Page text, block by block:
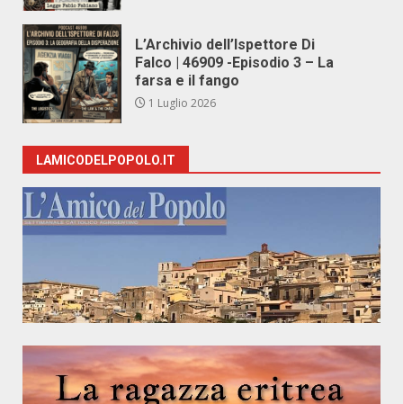
L’Archivio dell’Ispettore Di
Falco | 46909 -Episodio 3 – La
farsa e il fango
1 Luglio 2026
LAMICODELPOPOLO.IT